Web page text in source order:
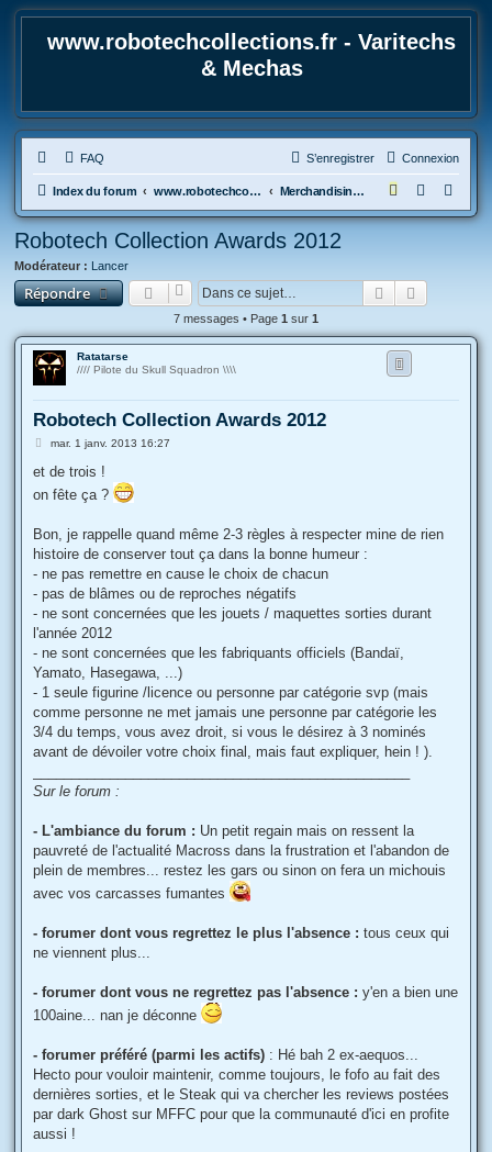
www.robotechcollections.fr - Varitechs
& Mechas
FAQ Connexion
S’enregistrer
Index du forum www.robotechcollections.fr - Robotech & Macross Toys French Forum !!! Merchandising et Autres sujets
e
c
e
Robotech Collection Awards 2012
Modérateur : Lancer
Répondre Rechercher
7 messages • Page 1 sur 1
Ratatarse
//// Pilote du Skull Squadron \\\\
Robotech Collection Awards 2012
M
s
a
mar. 1 janv. 2013 16:27
et de trois !
on fête ça ?
Bon, je rappelle quand même 2-3 règles à respecter mine de rien
histoire de conserver tout ça dans la bonne humeur :
- ne pas remettre en cause le choix de chacun
- pas de blâmes ou de reproches négatifs
- ne sont concernées que les jouets / maquettes sorties durant
l'année 2012
- ne sont concernées que les fabriquants officiels (Bandaï,
Yamato, Hasegawa, ...)
- 1 seule figurine /licence ou personne par catégorie svp (mais
comme personne ne met jamais une personne par catégorie les
3/4 du temps, vous avez droit, si vous le désirez à 3 nominés
avant de dévoiler votre choix final, mais faut expliquer, hein ! ).
Sur le forum :
- L'ambiance du forum : Un petit regain mais on ressent la
pauvreté de l'actualité Macross dans la frustration et l'abandon de
plein de membres... restez les gars ou sinon on fera un michouis
avec vos carcasses fumantes
- forumer dont vous regrettez le plus l'absence : tous ceux qui
ne viennent plus...
- forumer dont vous ne regrettez pas l'absence : y'en a bien une
100aine... nan je déconne
- forumer préféré (parmi les actifs) : Hé bah 2 ex-aequos...
Hecto pour vouloir maintenir, comme toujours, le fofo au fait des
dernières sorties, et le Steak qui va chercher les reviews postées
par dark Ghost sur MFFC pour que la communauté d'ici en profite
aussi !